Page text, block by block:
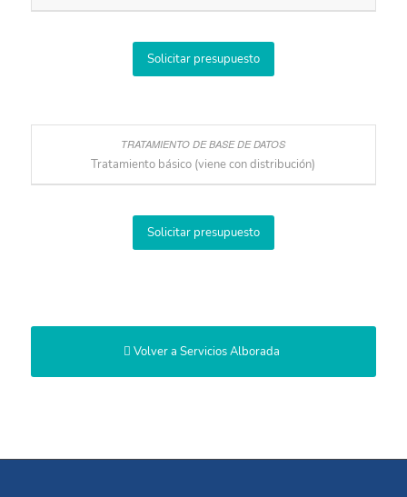
Solicitar presupuesto
Tratamiento básico (viene con distribución)
Solicitar presupuesto
Volver a Servicios Alborada